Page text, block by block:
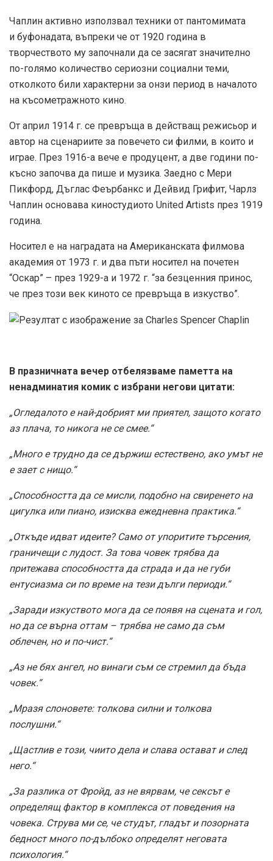
Чаплин активно използвал техники от пантомимата
и буфонадата, въпреки че от 1920 година в
творчеството му започнали да се засягат значително
по-голямо количество сериозни социални теми,
отколкото били характерни за онзи период в началото
на късометражното кино.
От април 1914 г. се превръща в действащ режисьор и
автор на сценариите за повечето си филми, в които и
играе. През 1916-а вече е продуцент, а две години по-
късно започва да пише и музика. Заедно с Мери
Пикфорд, Дъглас Феърбанкс и Дейвид Грифит, Чарлз
Чаплин основава киностудиото United Artists през 1919
година.
Носител е на наградата на Американската филмова
академия от 1973 г. и два пъти носител на почетен
“Оскар” – през 1929-а и 1972 г. “за безценния принос,
че през този век киното се превръща в изкуство”.
В празничната вечер отбелязваме паметта на
ненадминатия комик с избрани негови цитати:
„Огледалото е най-добрият ми приятел, защото когато
аз плача, то никога не се смее.“
„Много е трудно да се държиш естествено, ако умът не
е зает с нищо.“
„Способността да се мисли, подобно на свиренето на
цигулка или пиано, изисква ежедневна практика.“
„Откъде идват идеите? Само от упоритите търсения,
граничещи с лудост. За това човек трябва да
притежава способността да страда и да не губи
ентусиазма си по време на тези дълги периоди.“
„Заради изкуството мога да се появя на сцената и гол,
но да се върна оттам – трябва не само да съм
облечен, но и по-чист.“
„Аз не бях ангел, но винаги съм се стремил да бъда
човек.“
„Мразя слоновете: толкова силни и толкова
послушни.“
„Щастлив е този, чиито дела и слава остават и след
него.“
„За разлика от Фройд, аз не вярвам, че сексът е
определящ фактор в комплекса от поведения на
човека. Струва ми се, че студът, гладът и позорната
бедност много по-дълбоко определят неговата
психология.“